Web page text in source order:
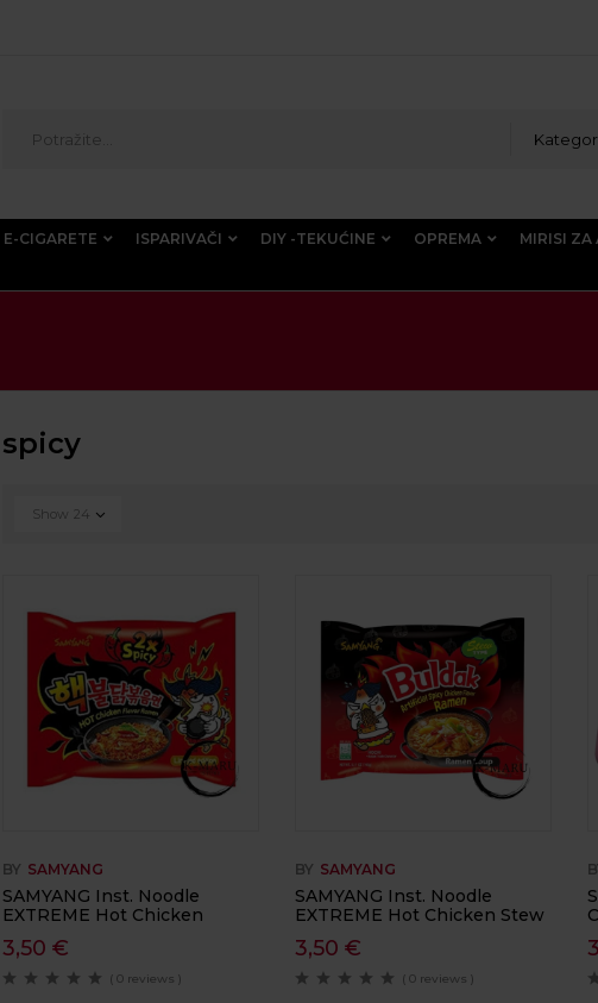
E-CIGARETE ISPARIVAČI DIY -TEKUĆINE OPREMA
MIRISI ZA
spicy
Show 24
BY SAMYANG
SAMYANG Inst. Noodle
EXTREME Hot Chicken
3,50 €
( 0 reviews )
BY SAMYANG
SAMYANG Inst. Noodle
EXTREME Hot Chicken Stew
3,50 €
( 0 reviews )